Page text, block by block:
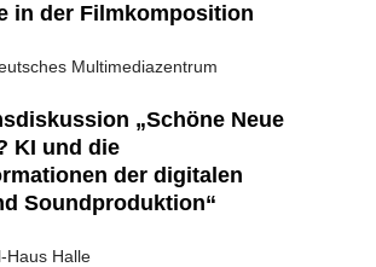
in der Filmkomposition
Multimediazentrum
„Schöne Neue
KI und die
der digitalen
Soundproduktion“
Haus Halle